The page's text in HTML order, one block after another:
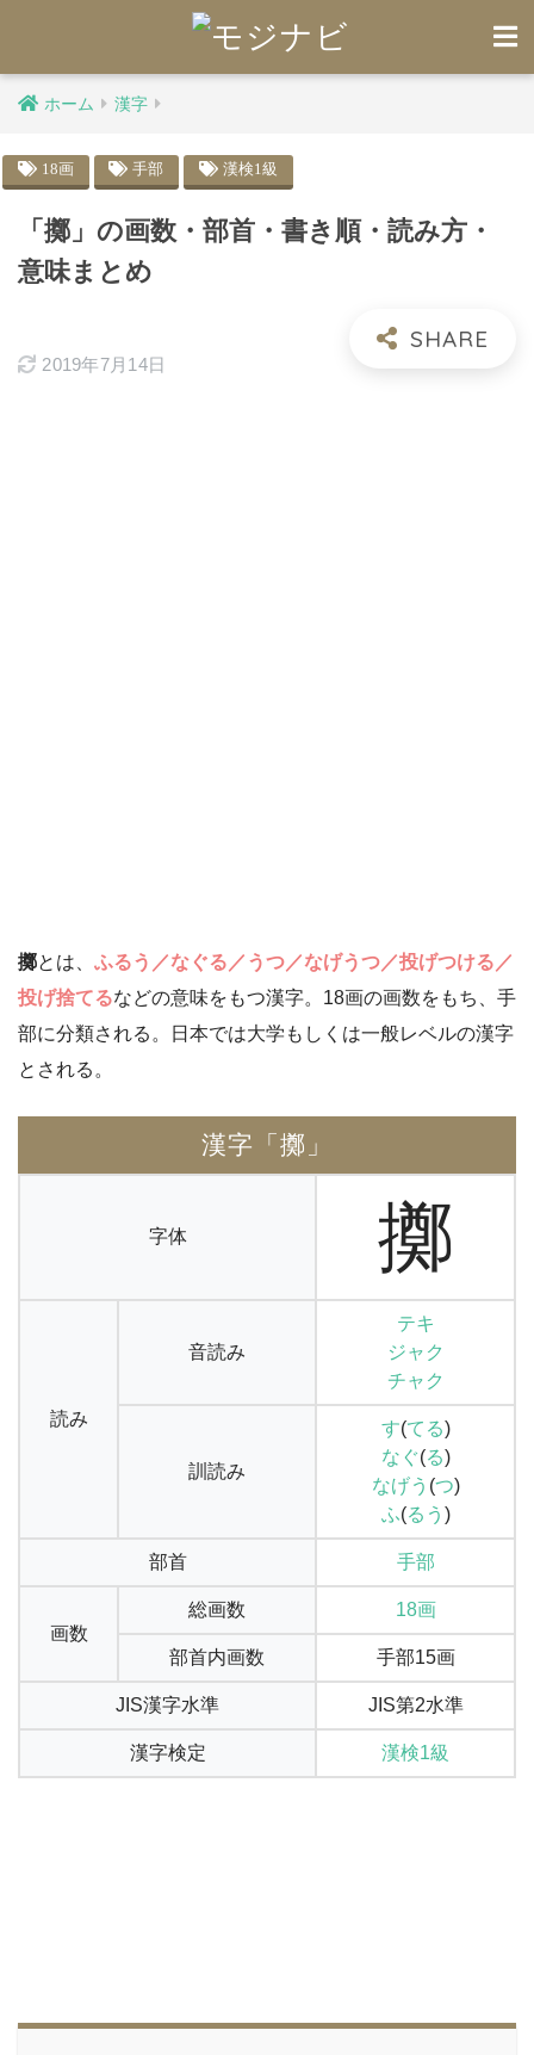
ホーム 漢字
18画 手部 漢検1級
「擲」の画数・部首・書き順・読み方・
意味まとめ
2019年7月14日
擲とは、 ふるう／なぐる／うつ／なげうつ／投げつける／
投げ捨てるなどの意味をもつ漢字。18画の画数をもち、手
部に分類される。日本では大学もしくは一般レベルの漢字
とされる。
漢字「擲」
字体 擲
読み
音読み
テキ
ジャク
チャク
訓読み
す(てる)
なぐ(る)
なげう (つ)
ふ(るう )
部首 手部
画数
総画数 18画
部首内画数 手部15画
JIS漢字水準 JIS第2水準
漢字検定 漢検1級